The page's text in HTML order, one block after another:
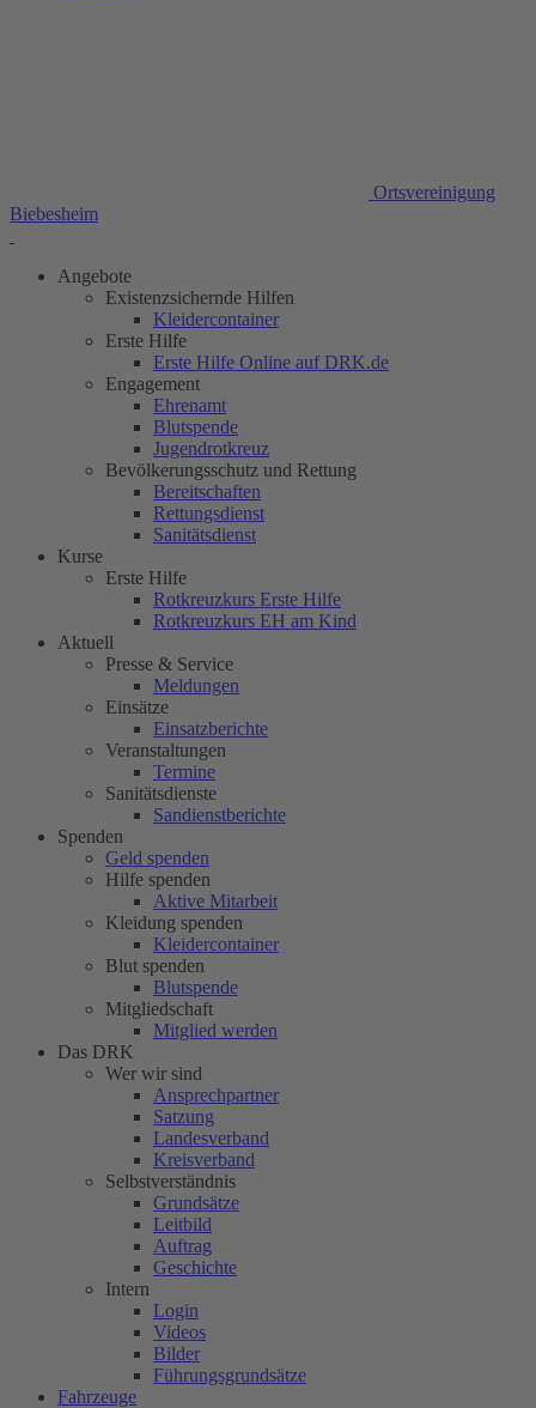
Ortsvereinigung
Biebesheim
Angebote
Existenzsichernde Hilfen
Kleidercontainer
Erste Hilfe
Erste Hilfe Online auf DRK.de
Engagement
Ehrenamt
Blutspende
Jugendrotkreuz
Bevölkerungsschutz und Rettung
Bereitschaften
Rettungsdienst
Sanitätsdienst
Kurse
Erste Hilfe
Rotkreuzkurs Erste Hilfe
Rotkreuzkurs EH am Kind
Aktuell
Presse & Service
Meldungen
Einsätze
Einsatzberichte
Veranstaltungen
Termine
Sanitätsdienste
Sandienstberichte
Spenden
Geld spenden
Hilfe spenden
Aktive Mitarbeit
Kleidung spenden
Kleidercontainer
Blut spenden
Blutspende
Mitgliedschaft
Mitglied werden
Das DRK
Wer wir sind
Ansprechpartner
Satzung
Landesverband
Kreisverband
Selbstverständnis
Grundsätze
Leitbild
Auftrag
Geschichte
Intern
Login
Videos
Bilder
Führungsgrundsätze
Fahrzeuge